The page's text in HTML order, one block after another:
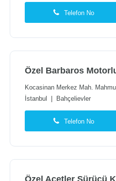
Telefon No
Kocasinan Merkez Mah.
İstanbul
Bahçelievler
Telefon No
Özel Acetler Sürücü